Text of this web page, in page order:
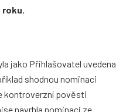
roku.
jako Přihlašovatel uvedena
shodnou nominaci
kontroverzní pověsti
navrhla nominaci ze